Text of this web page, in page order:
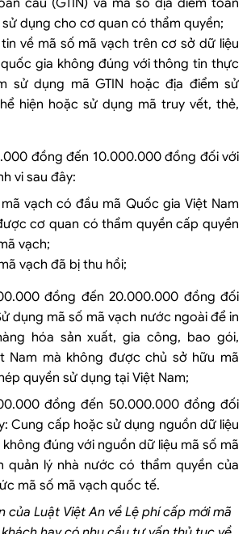
dụng cho cơ quan có thẩm quyền;
về mã số mã vạch trên cơ sở dữ liệu
gia không đúng với thông tin thực
sử dụng mã GTIN hoặc địa điểm sử
hiện hoặc sử dụng mã truy vết, thẻ,
đồng đến 10.000.000 đồng đối với
vi sau đây:
vạch có đầu mã Quốc gia Việt Nam
cơ quan có thẩm quyền cấp quyền
vạch;
vạch đã bị thu hồi;
đồng đến 20.000.000 đồng đối
dụng mã số mã vạch nước ngoài để in
hóa sản xuất, gia công, bao gói,
Nam mà không được chủ sở hữu mã
quyền sử dụng tại Việt Nam;
đồng đến 50.000.000 đồng đối
Cung cấp hoặc sử dụng nguồn dữ liệu
đúng với nguồn dữ liệu mã số mã
quản lý nhà nước có thẩm quyền của
mã số mã vạch quốc tế.
của Luật Việt An về Lệ phí cấp mới mã